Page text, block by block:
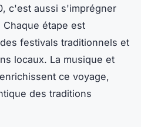
c'est aussi s'imprégner
Chaque étape est
festivals traditionnels et
locaux. La musique et
ce voyage,
des traditions